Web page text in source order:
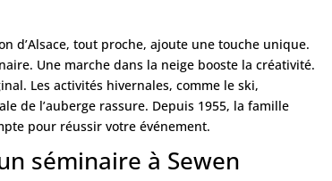
d’Alsace, tout proche, ajoute une touche unique.
Une marche dans la neige booste la créativité.
Les activités hivernales, comme le ski,
de l’auberge rassure. Depuis 1955, la famille
pour réussir votre événement.
séminaire à Sewen